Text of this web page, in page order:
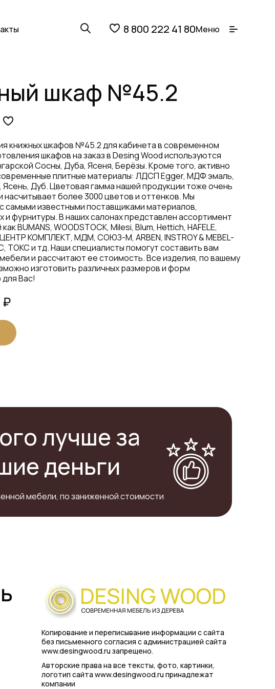
8 800 222 41 80Меню
шкаф №45.2
книжных шкафов №45.2 для кабинета в современном
шкафов на заказ в Desing Wood используются
Сосны, Дуба, Ясеня, Берёзы. Кроме того, активно
плитные материалы: ЛДСП Egger, МДФ эмаль,
Дуб. Цветовая гамма нашей продукции тоже очень
насчитывает более 3000 цветов и оттенков. Мы
самыми известными поставщиками материалов,
и фурнитуры. В наших салонах представлен ассортимент
BUMANS, WOODSTOCK, Milesi, Blum, Hettich, HAFELE,
ЦЕНТР КОМПЛЕКТ, МДМ, СОЮЗ-М, ARBEN, INSTROY & MEBEL-
ТОКС и тд. Наши специалисты помогут составить вам
и рассчитают ее стоимость. Все изделия, по вашему
изготовить различных размеров и форм
Вас!
₽
лучше за
деньги
мебели, по заниженной стоимости
Копирование и переписывание информации с сайта
без письменного согласия с администрацией сайта
www.desingwood.ru запрещено.
Авторские права на все тексты, фото, картинки,
логотип сайта www.desingwood.ru принадлежат
компании